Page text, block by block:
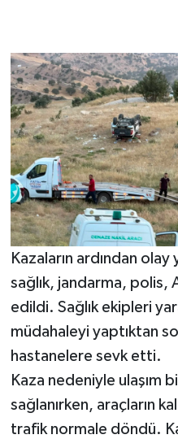
Kazaların ardından
sağlık, jandarma, polis,
edildi. Sağlık ekipleri
müdahaleyi yaptıktan
hastanelere sevk etti.
Kaza nedeniyle ulaşım
sağlanırken, araçların
trafik normale döndü.